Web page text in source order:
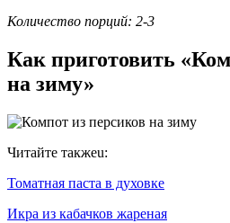
Количество порций: 2-3
Как приготовить
на зиму»
Читайте такжеu:
Томатная паста в духовке
Икра из кабачков жареная